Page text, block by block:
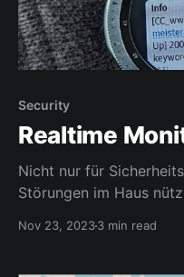
Security
Realtime
Nicht nur für
Störungen im Haus
Nov 23, 20233 min read